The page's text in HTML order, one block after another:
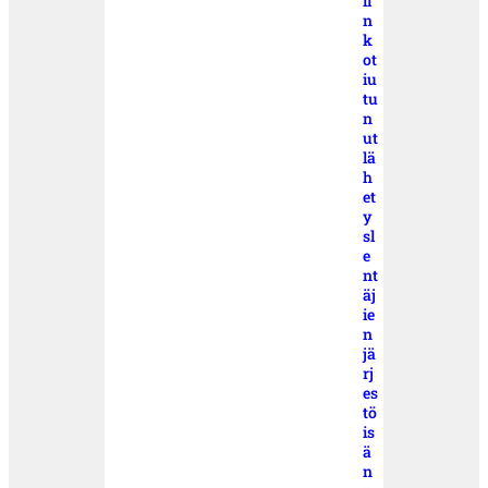
n
k
ot
iu
tu
n
ut
lä
h
et
y
sl
e
nt
äj
ie
n
jä
rj
es
tö
is
ä
n